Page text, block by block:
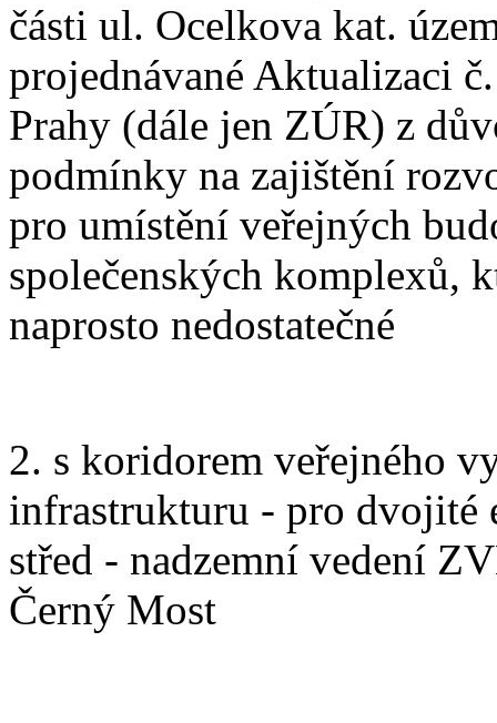
části ul. Ocelkova kat.
projednávané Aktualizaci
Prahy (dále jen ZÚR) z
podmínky na zajištění
pro umístění veřejných
společenských komplexů,
naprosto nedostatečné
2. s koridorem veřejného
infrastrukturu - pro dvojité
střed - nadzemní vedení
Černý Most